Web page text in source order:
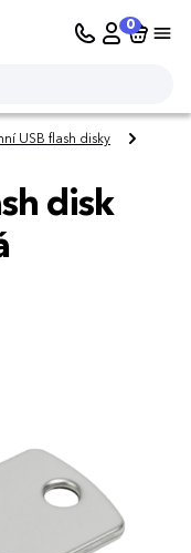
0
USB flash disky
disk